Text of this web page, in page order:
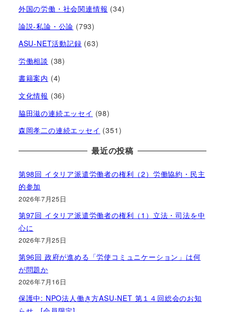
外国の労働・社会関連情報 (34)
論説-私論・公論 (793)
ASU-NET活動記録 (63)
労働相談 (38)
書籍案内 (4)
文化情報 (36)
脇田滋の連続エッセイ (98)
森岡孝二の連続エッセイ (351)
最近の投稿
第98回 イタリア派遣労働者の権利（2）労働協約・民主
的参加
2026年7月25日
第97回 イタリア派遣労働者の権利（1）立法・司法を中
心に
2026年7月25日
第96回 政府が進める「労使コミュニケーション」は何
が問題か
2026年7月16日
保護中: NPO法人働き方ASU-NET 第１４回総会のお知